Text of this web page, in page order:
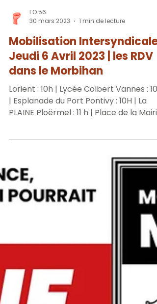
FO 56
30 mars 2023
1 min de lecture
Mobilisation Intersyndicale
Jeudi 6 Avril 2023 | les RDV
dans le Morbihan